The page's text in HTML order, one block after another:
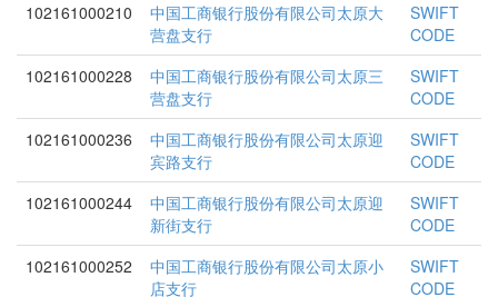
102161000210
中国工商银行股份有限公司太原大
营盘支行
SWIFT
CODE
102161000228
中国工商银行股份有限公司太原三
营盘支行
SWIFT
CODE
102161000236
中国工商银行股份有限公司太原迎
宾路支行
SWIFT
CODE
102161000244
中国工商银行股份有限公司太原迎
新街支行
SWIFT
CODE
102161000252
中国工商银行股份有限公司太原小
店支行
SWIFT
CODE